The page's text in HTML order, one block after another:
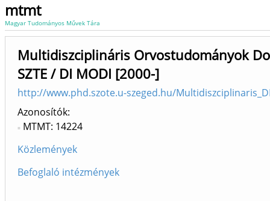
mtmt
Magyar Tudományos Művek Tára
Multidiszciplináris Orvostudományok
SZTE / DI MODI [2000-]
http://www.phd.szote.u-szeged.hu/
Azonosítók
MTMT: 14224
Közlemények
Befoglaló intézmények